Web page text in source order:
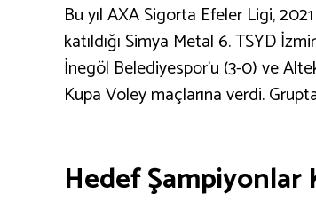
Bu yıl AXA Sigorta Efeler Ligi,
katıldığı Simya Metal 6. TSYD
İnegöl Belediyespor’u (3-0) ve
Kupa Voley maçlarına verdi.
Hedef Şampiyonlar